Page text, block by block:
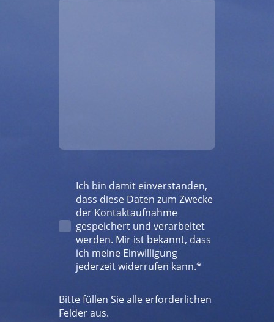
Ich bin damit einverstanden,
dass diese Daten zum Zwecke
der Kontaktaufnahme
gespeichert und verarbeitet
werden. Mir ist bekannt, dass
ich meine Einwilligung
jederzeit widerrufen kann.*
Bitte füllen Sie alle erforderlichen
Felder aus.